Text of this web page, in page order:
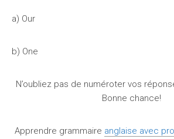
a) Our
b) One
N’oubliez pas de numéroter vos
Bonne chance!
Apprendre grammaire anglaise avec